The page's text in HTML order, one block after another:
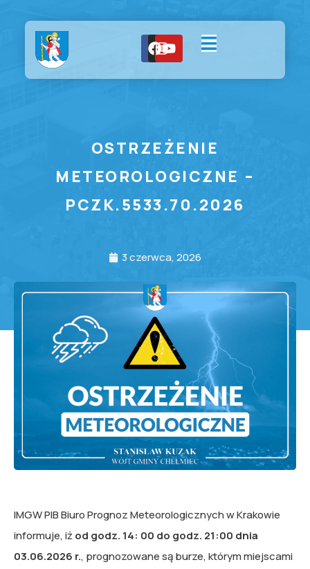
OSTRZEŻENIE
METEOROLOGICZNE –
PCZK.5533.70.2026
3 czerwca, 2026
IMGW PIB Biuro Prognoz Meteorologicznych w Krakowie
informuje, iżod godz. 14: 00 do godz. 21:00 dnia
03.06.2026 r., prognozowane są burze, którym miejscami